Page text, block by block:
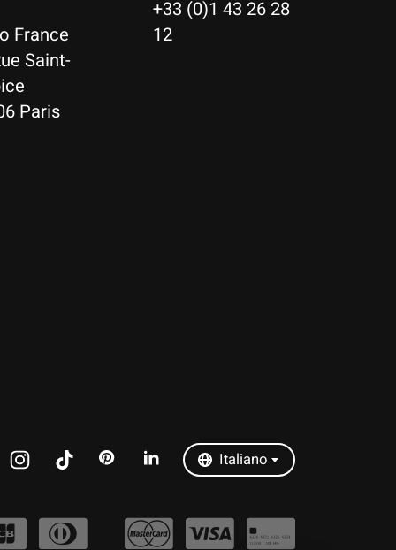
France
Saint-
Paris
+33 (0)1 43 26 28
12
Italiano